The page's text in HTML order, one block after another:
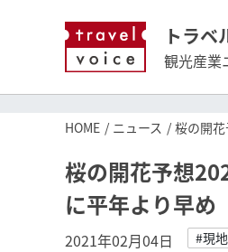
トラベ
観光産業
HOME ニュース 桜の開
桜の開花予想
に平年より早め
2021年02月04日 #現